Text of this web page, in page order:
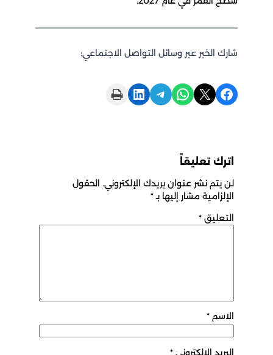
شارك الخبر عبر وسائل التواصل الاجتماعي:
Share on Facebook
Share on X
Share on WhatsApp
Share on Telegram
Share on LinkedIn
Print this Page
اترك تعليقاً
لن يتم نشر عنوان بريدك الإلكتروني. الحقول
الإلزامية مشار إليها بـ *
التعليق*
الاسم*
البريد الإلكتروني *